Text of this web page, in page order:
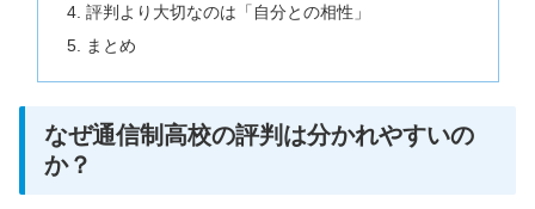
評判より大切なのは「自分との相性」
まとめ
なぜ通信制高校の評判は分かれやすいの
か？